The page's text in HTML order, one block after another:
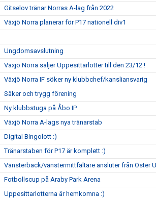
Gitselov tränar Norras A-lag från 2022
Växjö Norra planerar för P17 nationell div1
Ungdomsavslutning
Växjö Norra säljer Uppesittarlotter till den 23/12 !
Växjö Norra IF söker ny klubbchef/kansliansvarig
Säker och trygg förening
Ny klubbstuga på Åbo IP
Växjö Norra A-lags nya tränarstab
Digital Bingolott :)
Tränarstaben för P17 är komplett :)
Vänsterback/vänstermittfältare ansluter från Öster
Fotbollscup på Araby Park Arena
Uppesittarlotterna är hemkomna :)